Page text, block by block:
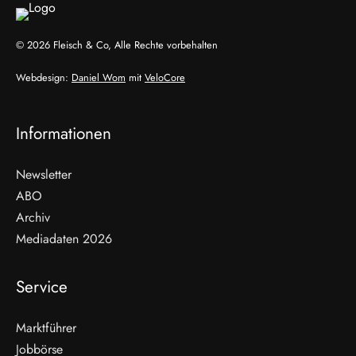
© 2026 Fleisch & Co, Alle Rechte vorbehalten
Webdesign: Daniel Wom mit VeloCore
Informationen
Newsletter
ABO
Archiv
Mediadaten 2026
Service
Marktführer
Jobbörse